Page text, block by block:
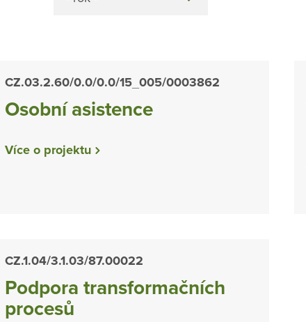
CZ.03.2.60/0.0/0.0/15_005/0003862
Osobní asistence
Více o projektu
CZ.1.04/3.1.03/87.00022
Podpora transformačních
procesů